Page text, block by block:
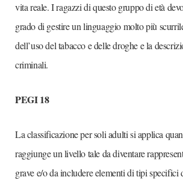
vita reale. I ragazzi di questo gruppo di età
grado di gestire un linguaggio molto più
dell’uso del tabacco e delle droghe e la
criminali.
PEGI 18
La classificazione per soli adulti si applica
raggiunge un livello tale da diventare
grave e/o da includere elementi di tipi